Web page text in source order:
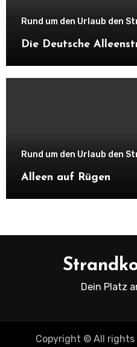
Rund um den Urlaub den
Die Deutsche
Rund um den Urlaub den
Alleen auf Rügen
Dein Platz
Copyright © All rights